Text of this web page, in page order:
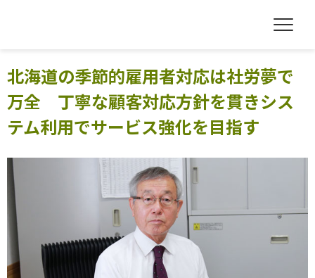
北海道の季節的雇用者対応は社労夢で
万全 丁寧な顧客対応方針を貫きシス
テム利用でサービス強化を目指す